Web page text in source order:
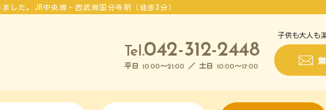
した。JR中央線・西武線国分寺駅（徒歩3分）
Tel.042-312-2448
平日 10:00～21:00 ／ 土日 10:00～17:00
子供も大人も